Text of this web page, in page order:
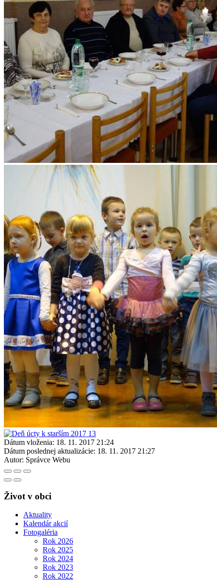
Dátum vloženia: 18. 11. 2017 21:24
Dátum poslednej aktualizácie: 18. 11. 2017 21:27
Autor: Správce Webu
Život v obci
Aktuality
Kalendár akcií
Fotogaléria
Rok 2026
Rok 2025
Rok 2024
Rok 2023
Rok 2022